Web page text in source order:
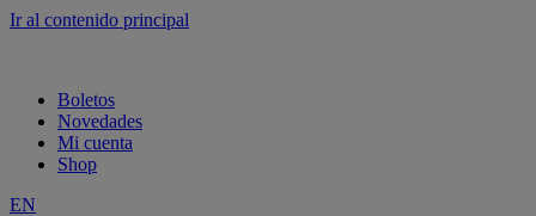
Ir al contenido principal
Boletos
Novedades
Mi cuenta
Shop
EN